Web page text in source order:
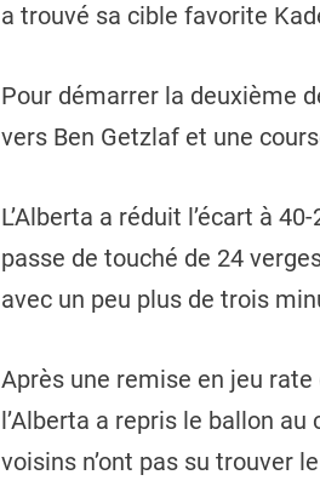
a trouvé sa cible favorite
Pour démarrer la deuxième
vers Ben Getzlaf et une
L’Alberta a réduit l’écart à
passe de touché de 24
avec un peu plus de trois
Après une remise en jeu
l’Alberta a repris le ballon
voisins n’ont pas su trouver